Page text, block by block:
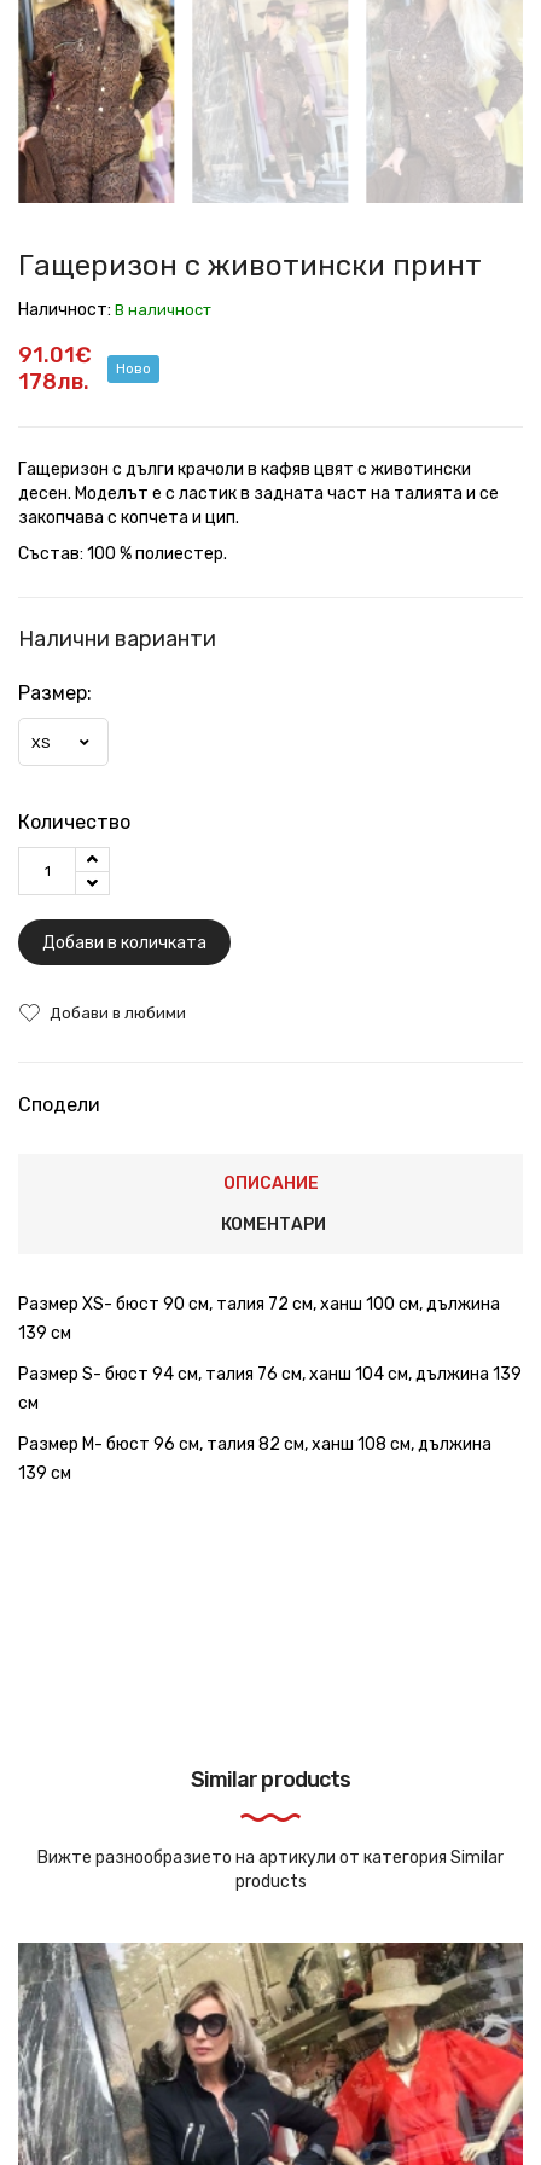
с
животински
принт
с
животински
принт
с
животински
принт
с
животински
принт
с
животински
принт
с
животински
принт
Гащеризон с животински принт
Наличност: В наличност
91.01€
178лв.
Ново
Гащеризон с дълги крачоли в кафяв цвят с животински
десен. Моделът е с ластик в задната част на талията и се
закопчава с копчета и цип.
Състав: 100 % полиестер.
Налични варианти
Размер:
XS
Количество
Добави в количката
Добави в любими
Сподели
ОПИСАНИЕ
КОМЕНТАРИ
Размер XS- бюст 90 см, талия 72 см, ханш 100 см, дължина
139 см
Размер S- бюст 94 см, талия 76 см, ханш 104 см, дължина 139
см
Размер M- бюст 96 см, талия 82 см, ханш 108 см, дължина
139 см
Similar products
Вижте разнообразието на артикули от категория Similar
products